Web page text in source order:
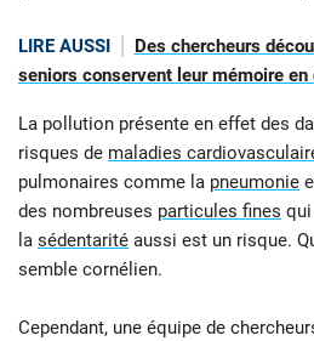
LIRE AUSSI
Des chercheurs
seniors conservent leur mémoire en
La pollution présente en effet des
risques de maladies
pulmonaires comme la pneumonie
des nombreuses particules fines qui
la sédentarité aussi est un risque.
semble cornélien.
Cependant, une équipe de